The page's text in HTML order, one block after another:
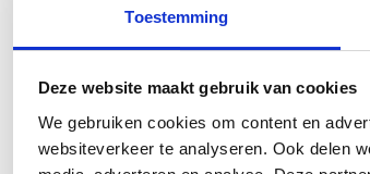
Toestemming
Deze website maakt gebruik van cookies
We gebruiken cookies om content en
websiteverkeer te analyseren. Ook delen